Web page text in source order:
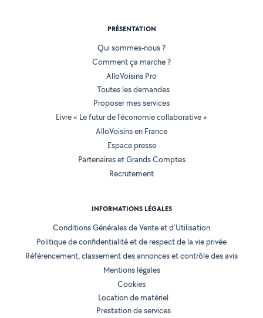
PRÉSENTATION
Qui sommes-nous ?
Comment ça marche ?
AlloVoisins Pro
Toutes les demandes
Proposer mes services
Livre « Le futur de l'économie collaborative »
AlloVoisins en France
Espace presse
Partenaires et Grands Comptes
Recrutement
INFORMATIONS LÉGALES
Conditions Générales de Vente et d'Utilisation
Politique de confidentialité et de respect de la vie privée
Référencement, classement des annonces et contrôle des avis
Mentions légales
Cookies
Location de matériel
Prestation de services